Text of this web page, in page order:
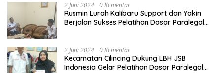
2 Juni 2024 0 Komentar
Rusmin Lurah Kalibaru Support dan Yakin
Berjalan Sukses Pelatihan Dasar Paralegal
2 Juni 2024 0 Komentar
Kecamatan Cilincing Dukung LBH JSB
Indonesia Gelar Pelatihan Dasar Paralegal